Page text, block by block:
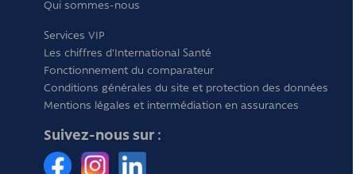
Qui sommes-nous
Services VIP
Les chiffres d'International Santé
Fonctionnement du comparateur
Conditions générales du site et protection des données
Mentions légales et intermédiation en assurances
Suivez-nous sur :